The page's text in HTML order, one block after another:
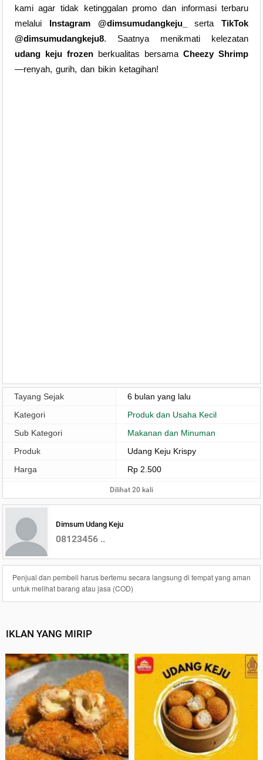
kami agar tidak ketinggalan promo dan informasi terbaru
melalui Instagram @dimsumudangkeju_ sertaTikTok
@dimsumudangkeju8. Saatnya menikmati kelezatan
udang keju frozenberkualitas bersamaCheezy Shrimp
—renyah, gurih, dan bikin ketagihan!
Tayang Sejak
6 bulan yang lalu
Kategori
Produk dan Usaha Kecil
Sub Kategori
Makanan dan Minuman
Produk
Udang Keju Krispy
Harga
Rp 2.500
Dilihat 20 kali
Dimsum Udang Keju
08123456 ..
Penjual dan pembeli harus bertemu secara langsung di tempat yang aman
untuk melihat barang atau jasa (COD)
IKLAN YANG MIRIP